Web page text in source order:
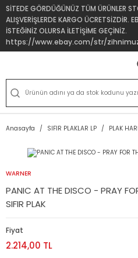
SİTEDE GÖRDÜĞÜNÜZ TÜM ÜRÜNLER
ALIŞVERİŞLERDE KARGO ÜCRETSİZDİR.
İSTEĞİNİZ OLURSA İLETİŞİME GEÇİNİZ.
https://www.ebay.com/str/
Anasayfa SIFIR PLAKLAR LP PLAK
WARNER
PANIC AT THE DISCO - PRAY
SIFIR PLAK
Fiyat
2.214,00 TL